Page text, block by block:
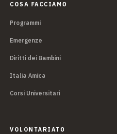
COSA FACCIAMO
Programmi
Emergenze
Diritti dei Bambini
Italia Amica
Corsi Universitari
VOLONTARIATO